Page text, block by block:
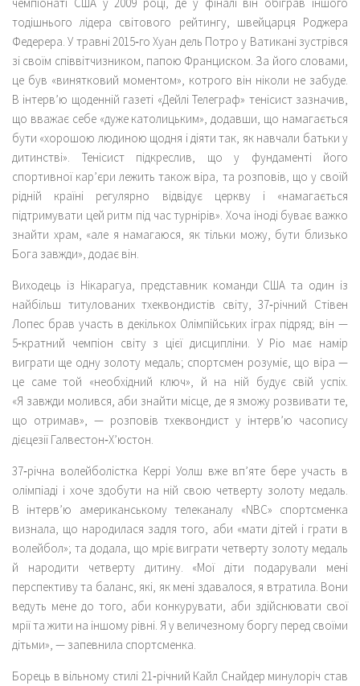
тодішнього лідера світового рейтингу, швейцарця Роджера
Федерера. У травні 2015‑го Хуан дель Потро у Ватикані зустрівся
зі своїм співвітчизником, папою Франциском. За його словами,
це був «винятковий моментом», котрого він ніколи не забуде.
В інтерв’ю щоденній газеті «Дейлі Телеграф» тенісист зазначив,
що вважає себе «дуже католицьким», додавши, що намагається
бути «хорошою людиною щодня і діяти так, як навчали батьки у
дитинстві». Тенісист підкреслив, що у фундаменті його
спортивної кар’єри лежить також віра, та розповів, що у своїй
рідній країні регулярно відвідує церкву і «намагається
підтримувати цей ритм під час турнірів». Хоча іноді буває важко
знайти храм, «але я намагаюся, як тільки можу, бути близько
Бога завжди», додає він.
Виходець із Нікарагуа, представник команди США та один із
найбільш титулованих тхеквондистів світу, 37‑річний Стівен
Лопес брав участь в декількох Олімпійських іграх підряд; він —
5‑кратний чемпіон світу з цієї дисципліни. У Ріо має намір
виграти ще одну золоту медаль; спортсмен розуміє, що віра —
це саме той «необхідний ключ», й на ній будує свій успіх.
«Я завжди молився, аби знайти місце, де я зможу розвивати те,
що отримав», — розповів тхеквондист у інтерв’ю часопису
дієцезії Галвестон‑Х’юстон.
37‑річна волейболістка Керрі Уолш вже вп’яте бере участь в
олімпіаді і хоче здобути на ній свою четверту золоту медаль.
В інтерв’ю американському телеканалу «NBC» спортсменка
визнала, що народилася задля того, аби «мати дітей і грати в
волейбол»; та додала, що мріє виграти четверту золоту медаль
й народити четверту дитину. «Мої діти подарували мені
перспективу та баланс, які, як мені здавалося, я втратила. Вони
ведуть мене до того, аби конкурувати, аби здійснювати свої
мрії та жити на іншому рівні. Я у величезному боргу перед своїми
дітьми», — запевнила спортсменка.
Борець в вільному стилі 21‑річний Кайл Снайдер минулоріч став